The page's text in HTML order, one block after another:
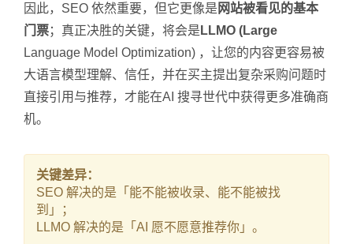
因此，SEO 依然重要，但它更像是 网站被看见的基本
门票；真正决胜的关键，将会是 LLMO (Large
Language Model Optimization) ，让您的内容更容易被
大语言模型理解、信任，并在买主提出复杂采购问题时
直接引用与推荐，才能在AI 搜寻世代中获得更多准确商
机。
关键差异：
SEO 解决的是「能不能被收录、能不能被找
到」；
LLMO 解决的是「AI 愿不愿意推荐你」。